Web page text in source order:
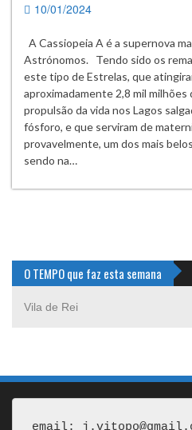
10/01/2024
A Cassiopeia A é a supernova
Astrónomos. Tendo sido os
este tipo de Estrelas, que
aproximadamente 2,8 mil milhões
propulsão da vida nos Lagos
fósforo, e que serviram de
provavelmente, um dos mais
sendo na…
O TEMPO que faz esta semana
Vila de Rei